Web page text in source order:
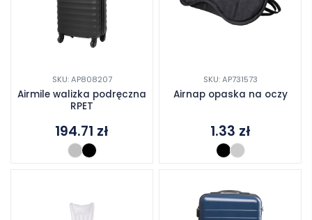
SKU: AP808207
Airmile walizka podręczna
RPET
194.71 zł
SKU: AP731573
Airnap opaska na oczy
1.33 zł